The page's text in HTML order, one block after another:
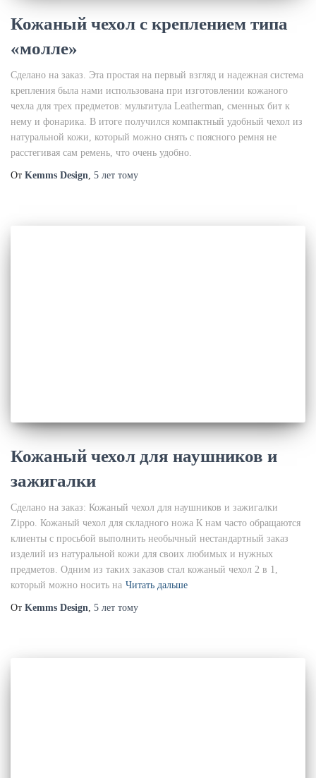
Кожаный чехол с креплением типа
«молле»
Сделано на заказ. Эта простая на первый взгляд и надежная система
крепления была нами использована при изготовлении кожаного
чехла для трех предметов: мультитула Leatherman, сменных бит к
нему и фонарика. В итоге получился компактный удобный чехол из
натуральной кожи, который можно снять с поясного ремня не
расстегивая сам ремень, что очень удобно.
От Kemms Design, 5 лет тому
Кожаный чехол для наушников и
зажигалки
Сделано на заказ: Кожаный чехол для наушников и зажигалки
Zippo. Кожаный чехол для складного ножа К нам часто обращаются
клиенты с просьбой выполнить необычный нестандартный заказ
изделий из натуральной кожи для своих любимых и нужных
предметов. Одним из таких заказов стал кожаный чехол 2 в 1,
который можно носить на Читать дальше
От Kemms Design 5 лет тому